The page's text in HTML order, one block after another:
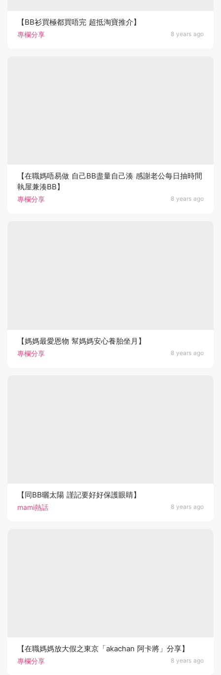
專欄分享 8 years ago
【BB衫買極都買唔完 超抵淘寶推介】
專欄分享 8 years ago
【在職媽唔易做 自己BB盡量自己湊 感謝老公每日抽時間
執屋兼湊BB】
專欄分享 8 years ago
【媽媽最愛恩物 幫媽媽安心養胎坐月】
mami熱話 8 years ago
【同BB曬太陽 謹記要好好保護眼睛】
專欄分享 8 years ago
【在職媽媽放大假之東京「akachan 阿卡將」分享】